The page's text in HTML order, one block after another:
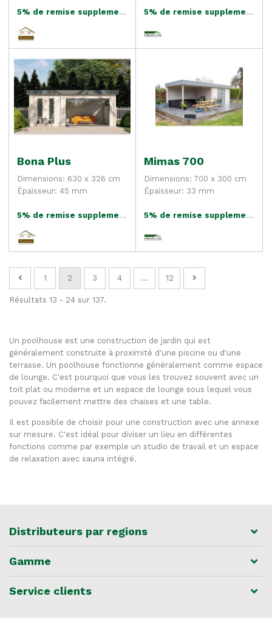
5% de remise supplementaire 5% de remise supplementaire
Bona Plus
Dimensions: 630 x 326 cm
Épaisseur: 45 mm
5% de remise supplementaire
Mimas 700
Dimensions: 700 x 300 cm
Épaisseur: 33 mm
5% de remise supplementaire
1 2 3 4 ... 12
Résultats 13 - 24 sur 137.
Un poolhouse est une construction de jardin qui est
généralement construite à proximité d'une piscine ou d'une
terrasse. Un poolhouse fonctionne généralement comme espace
de lounge. C'est pourquoi que vous les trouvez souvent avec un
toit plat ou moderne et un espace de lounge sous lequel vous
pouvez facilement mettre des chaises et une table.
Il est possible de choisir pour une construction avec une annexe
sur mesure. C'est idéal pour diviser un lieu en différentes
fonctions comme par exemple un studio de travail et un espace
de relaxation avec sauna intégré.
Distributeurs par regions
Gamme
Service clients